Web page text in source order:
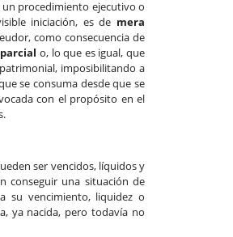
procedimiento ejecutivo o
iniciación, es de mera
como consecuencia de
o, lo que es igual, que
imposibilitando a
se consuma desde que se
con el propósito en el
ser vencidos, líquidos y
conseguir una situación de
su vencimiento, liquidez o
ya nacida, pero todavía no